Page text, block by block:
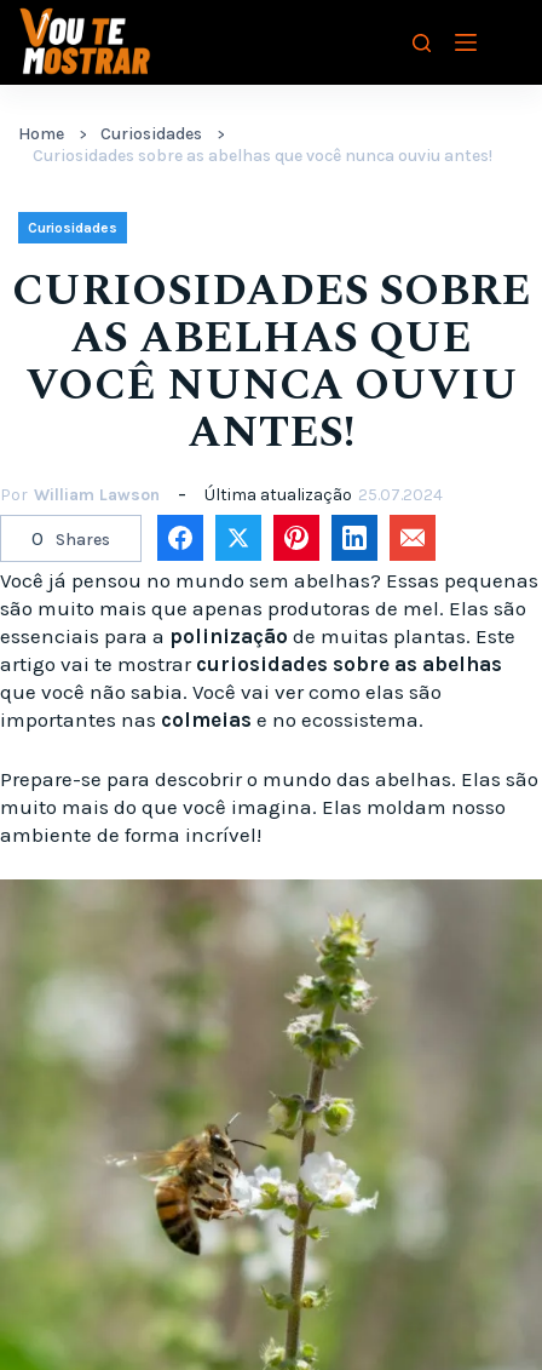
Pular
para
Home
Curiosidades
Curiosidades sobre as abelhas que você nunca ouviu antes!
Curiosidades
CURIOSIDADES SOBRE
AS ABELHAS QUE
VOCÊ NUNCA OUVIU
ANTES!
Por William Lawson Última atualização 25.07.2024
0 Shares
Você já pensou no mundo sem abelhas? Essas pequenas
são muito mais que apenas produtoras de mel. Elas são
essenciais para a polinização de muitas plantas. Este
artigo vai te mostrar curiosidades sobre as abelhas
que você não sabia. Você vai ver como elas são
importantes nas colmeias e no ecossistema.
Prepare-se para descobrir o mundo das abelhas. Elas são
muito mais do que você imagina. Elas moldam nosso
ambiente de forma incrível!